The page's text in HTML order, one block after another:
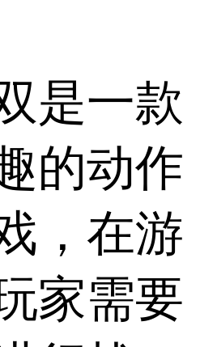
是一款
的动作
，在游
家需要